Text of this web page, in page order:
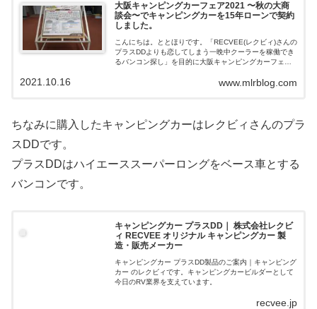
大阪キャンピングカーフェア2021 〜秋の大商
談会〜でキャンピングカーを15年ローンで契約
しました。
こんにちは。ととほりです。「RECVEE(レクビィ)さんの
プラスDDよりも恋してしまう一晩中クーラーを稼働でき
るバンコン探し」を目的に大阪キャンピングカーフェア
www.mlrblog.com
2021.10.16
ちなみに購入したキャンピングカーはレクビィさんのプラ
スDDです。
プラスDDはハイエーススーパーロングをベース車とする
バンコンです。
キャンピングカー プラスDD｜ 株式会社レクビ
ィ RECVEE オリジナル キャンピングカー 製
造・販売メーカー
キャンピングカー プラスDD製品のご案内｜キャンピング
カー のレクビィです。キャンピングカービルダーとして
今日のRV業界を支えています。
recvee.jp